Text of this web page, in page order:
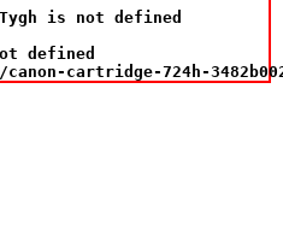
is not defined
defined
cartridge-724h-